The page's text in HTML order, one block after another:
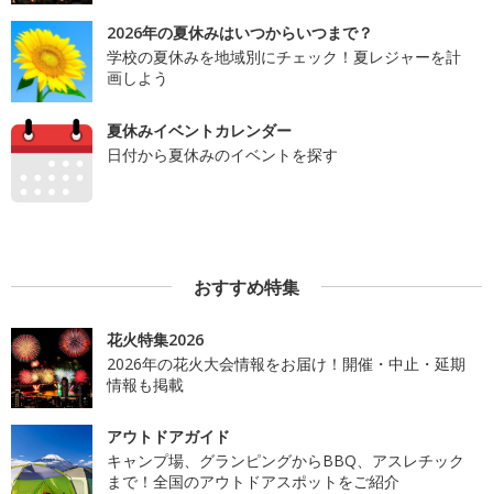
2026年の夏休みはいつからいつまで？
学校の夏休みを地域別にチェック！夏レジャーを計
画しよう
夏休みイベントカレンダー
日付から夏休みのイベントを探す
おすすめ特集
花火特集2026
2026年の花火大会情報をお届け！開催・中止・延期
情報も掲載
アウトドアガイド
キャンプ場、グランピングからBBQ、アスレチック
まで！全国のアウトドアスポットをご紹介